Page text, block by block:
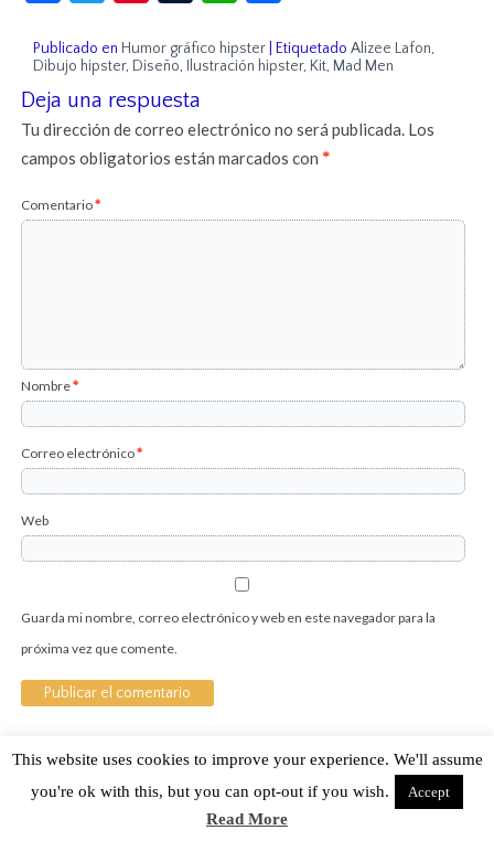
Publicado en Humor gráfico hipster |Etiquetado Alizee Lafon,
Dibujo hipster, Diseño, Ilustración hipster, Kit, Mad Men
Deja una respuesta
Tu dirección de correo electrónico no será publicada. Los
campos obligatorios están marcados con*
Comentario*
Nombre*
Correo electrónico*
Web
Guarda mi nombre, correo electrónico y web en este navegador para la
próxima vez que comente.
Sobre Cuánto Hipster | Aviso legal |Contacto
Cuánto Hipster © 2015. Todos los derechos reservados
This website uses cookies to improve your experience. We'll assume
you're ok with this, but you can opt-out if you wish.
Accept
Read More